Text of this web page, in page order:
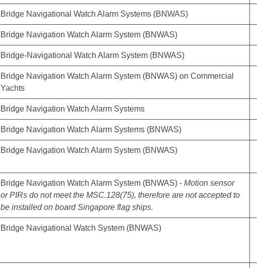
Bridge Navigational Watch Alarm Systems (BNWAS)
Bridge Navigation Watch Alarm System (BNWAS)
Bridge-Navigational Watch Alarm System (BNWAS)
Bridge Navigation Watch Alarm System (BNWAS) on Commercial
Yachts
Bridge Navigation Watch Alarm Systems
Bridge Navigation Watch Alarm Systems (BNWAS)
Bridge Navigation Watch Alarm System (BNWAS)
Bridge Navigation Watch Alarm System (BNWAS) - Motion sensor
or PIRs do not meet the MSC.128(75), therefore are not accepted to
be installed on board Singapore flag ships.
Bridge Navigational Watch System (BNWAS)